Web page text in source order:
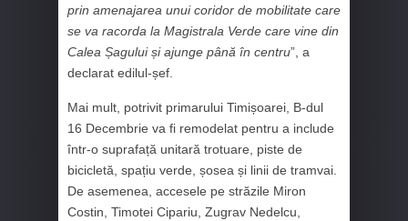
prin amenajarea unui coridor de mobilitate care
se va racorda la Magistrala Verde care vine din
Calea Șagului și ajunge până în centru”, a
declarat edilul-șef.
Mai mult, potrivit primarului Timișoarei, B-dul
16 Decembrie va fi remodelat pentru a include
într-o suprafață unitară trotuare, piste de
bicicletă, spațiu verde, șosea și linii de tramvai.
De asemenea, accesele pe străzile Miron
Costin, Timotei Cipariu, Zugrav Nedelcu,